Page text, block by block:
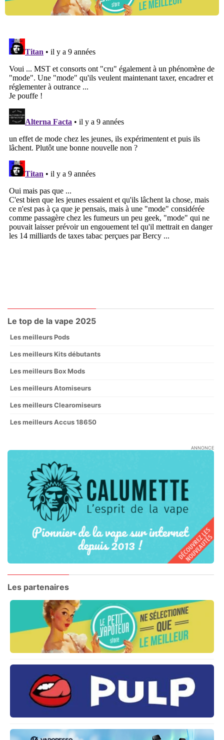
Le top de la vape 2025
Les meilleurs Pods
Les meilleurs Kits débutants
Les meilleurs Box Mods
Les meilleurs Atomiseurs
Les meilleurs Clearomiseurs
Les meilleurs Accus 18650
ANNONCE
Les partenaires